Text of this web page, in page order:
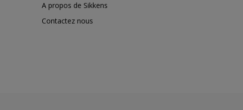
A propos de Sikkens
Contactez nous